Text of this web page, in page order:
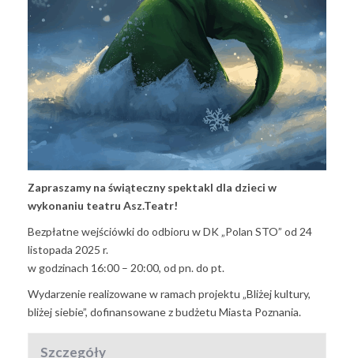
Zapraszamy na świąteczny spektakl dla dzieci w
wykonaniu teatru Asz.Teatr!
Bezpłatne wejściówki do odbioru w DK „Polan STO” od 24
listopada 2025 r.
w godzinach 16:00 – 20:00, od pn. do pt.
Wydarzenie realizowane w ramach projektu „Bliżej kultury,
bliżej siebie”, dofinansowane z budżetu Miasta Poznania.
Szczegóły